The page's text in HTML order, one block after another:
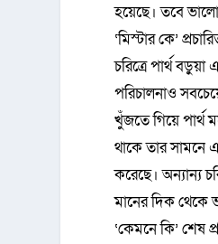
হয়েছে। তবে
‘মিস্টার কে’
চরিত্রে পার্থ
পরিচালনাও
খুঁজতে গিয়ে পার্থ
থাকে তার সামনে
করেছে। অন্যান্য
মানের দিক থেকে
‘কেমনে কি’ শেষ